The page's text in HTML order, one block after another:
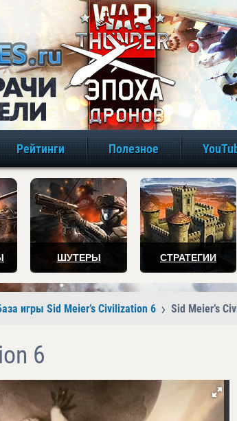
игры
Рейтинги Полезное
ШУТЕРЫ СТРАТЕГИИ
игры Sid Meier’s Civilization 6 Sid Meier’s
6